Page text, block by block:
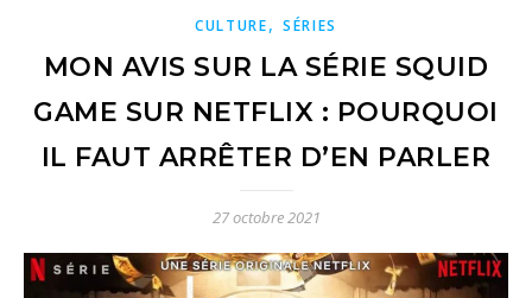
CULTURE, SÉRIES
MON AVIS SUR LA SÉRIE SQUID
GAME SUR NETFLIX : POURQUOI
IL FAUT ARRÊTER D’EN PARLER
27 octobre 2021